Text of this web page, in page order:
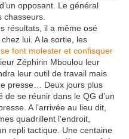
opposant. Le général
chasseurs.
résultats, il a même osé
lui. A la sortie, les
se font molester et confisquer
Zéphirin Mboulou leur
leur outil de travail mais
presse… Deux jours plus
se réunir dans le QG d’un
A l’arrivée au lieu dit,
quadrillent l’endroit,
repli tactique. Une centaine